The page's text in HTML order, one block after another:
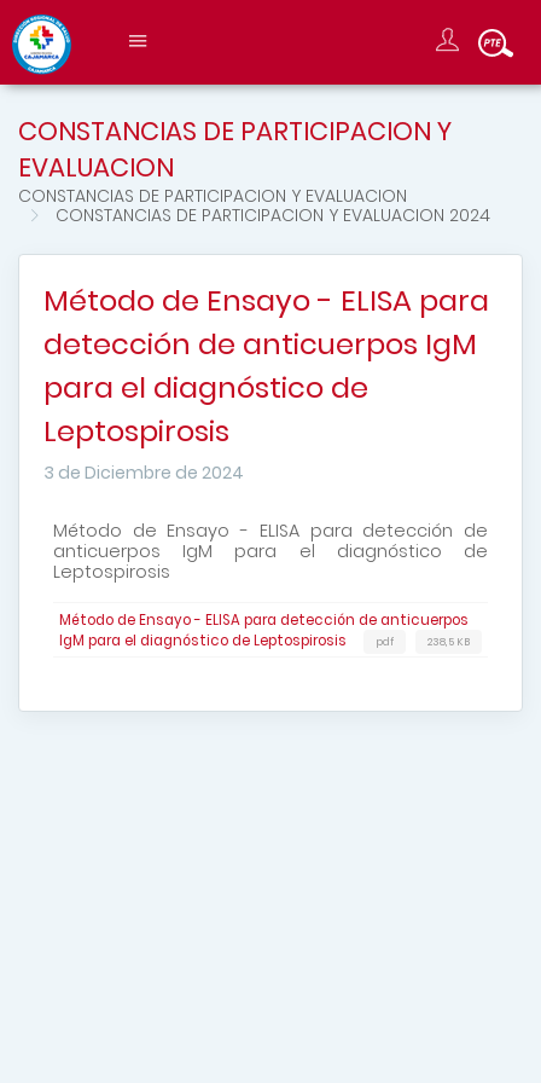
CONSTANCIAS DE PARTICIPACION Y
EVALUACION
CONSTANCIAS DE PARTICIPACION Y EVALUACION
CONSTANCIAS DE PARTICIPACION Y EVALUACION 2024
Método de Ensayo - ELISA para
detección de anticuerpos IgM
para el diagnóstico de
Leptospirosis
3 de Diciembre de 2024
Método de Ensayo - ELISA para detección de
anticuerpos IgM para el diagnóstico de
Leptospirosis
Método de Ensayo - ELISA para detección de anticuerpos
IgM para el diagnóstico de Leptospirosis
238,5 KB
pdf